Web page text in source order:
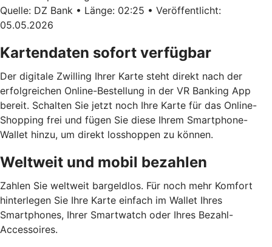
Quelle: DZ Bank • Länge: 02:25 • Veröffentlicht:
05.05.2026
Kartendaten sofort verfügbar
Der digitale Zwilling Ihrer Karte steht direkt nach der
erfolgreichen Online-Bestellung in der VR Banking App
bereit. Schalten Sie jetzt noch Ihre Karte für das Online-
Shopping frei und fügen Sie diese Ihrem Smartphone-
Wallet hinzu, um direkt losshoppen zu können.
Weltweit und mobil bezahlen
Zahlen Sie weltweit bargeldlos. Für noch mehr Komfort
hinterlegen Sie Ihre Karte einfach im Wallet Ihres
Smartphones, Ihrer Smartwatch oder Ihres Bezahl-
Accessoires.